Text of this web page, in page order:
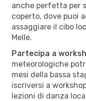
anche perfetta per
coperto, dove puoi
assaggiare il cibo
Melle.
Partecipa a
meteorologiche
mesi della bassa
iscriversi a
lezioni di danza